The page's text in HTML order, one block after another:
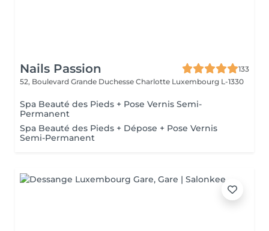
Nails Passion
133
52, Boulevard Grande Duchesse Charlotte Luxembourg L-1330
Spa Beauté des Pieds + Pose Vernis Semi-
Permanent
Spa Beauté des Pieds + Dépose + Pose Vernis
Semi-Permanent